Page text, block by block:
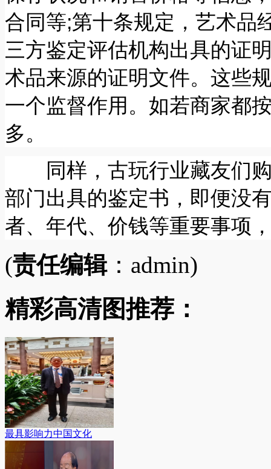
合同等;第十条规定，艺术品
三方鉴定评估机构出具的证
术品来源的证明文件。这些
一个监督作用。如若商家都
多。
同样，古玩行业藏友们购
部门出具的鉴定书，即便没
者、年代、价钱等重要事项
(责任编辑：admin)
精彩高清图推荐：
最具影响力中国文化